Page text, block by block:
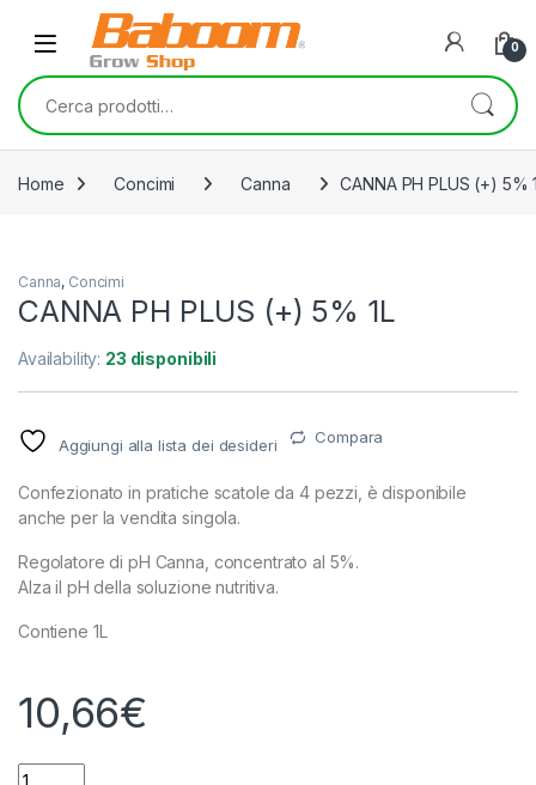
Skip to navigation
Skip to content
0
Cerca:
Home Concimi Canna CANNA PH PLUS (+) 5%
Canna, Concimi
CANNA PH PLUS (+) 5% 1L
Availability: 23 disponibili
Aggiungi alla lista dei desideri Compara
Confezionato in pratiche scatole da 4 pezzi, è disponibile
anche per la vendita singola.
Regolatore di pH Canna, concentrato al 5%.
Alza il pH della soluzione nutritiva.
Contiene 1L
10,66€
CANNA PH PLUS (+) 5% 1L quantity